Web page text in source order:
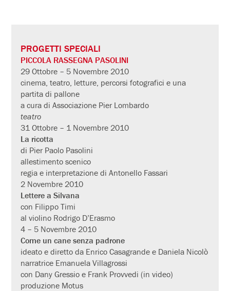
PROGETTI SPECIALI
PICCOLA RASSEGNA PASOLINI
29 Ottobre – 5 Novembre 2010
cinema, teatro, letture, percorsi fotografici e una
partita di pallone
a cura di Associazione Pier Lombardo
teatro
31 Ottobre – 1 Novembre 2010
La ricotta
di Pier Paolo Pasolini
allestimento scenico
regia e interpretazione di Antonello Fassari
2 Novembre 2010
Lettere a Silvana
con Filippo Timi
al violino Rodrigo D’Erasmo
4 – 5 Novembre 2010
Come un cane senza padrone
ideato e diretto da Enrico Casagrande e Daniela Nicolò
narratrice Emanuela Villagrossi
con Dany Gressio e Frank Provvedi (in video)
produzione Motus